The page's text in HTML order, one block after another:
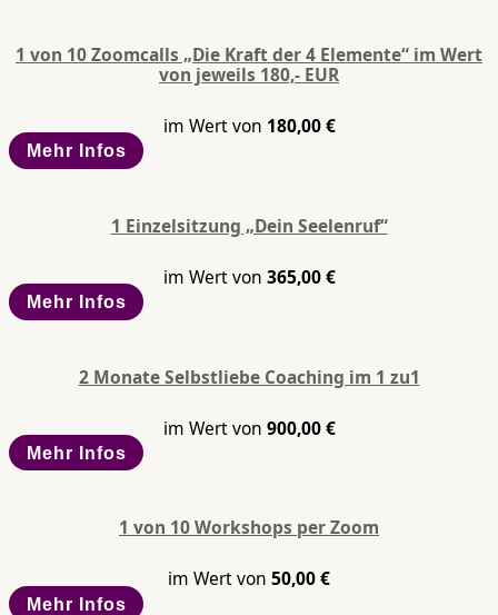
1 von 10 Zoomcalls „Die Kraft der 4 Elemente“ im Wert
von jeweils 180,- EUR
im Wert von 180,00€
Mehr Infos
1 Einzelsitzung „Dein Seelenruf“
im Wert von 365,00€
Mehr Infos
2 Monate Selbstliebe Coaching im 1 zu1
im Wert von 900,00€
Mehr Infos
1 von 10 Workshops per Zoom
im Wert von 50,00€
Mehr Infos